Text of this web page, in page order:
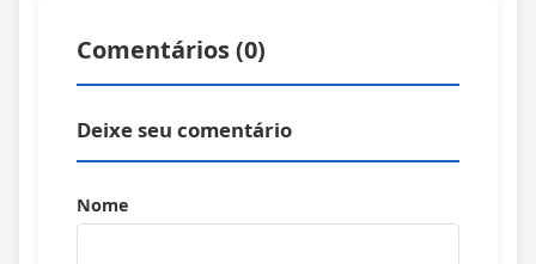
Comentários (0)
Deixe seu comentário
Nome